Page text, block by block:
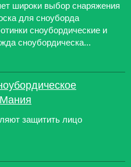
широки выбор снаряжения
для сноуборда
сноубордические и
сноубордическа...
защитить лицо